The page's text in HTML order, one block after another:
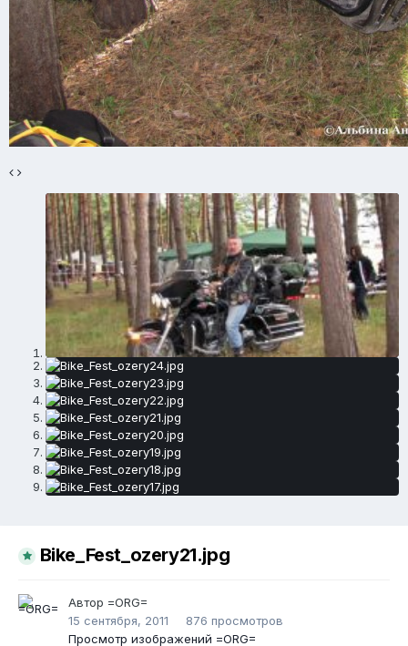
Bike_Fest_ozery21.jpg
Автор =ORG=
15 сентября, 2011
876 просмотров
Просмотр изображений =ORG=